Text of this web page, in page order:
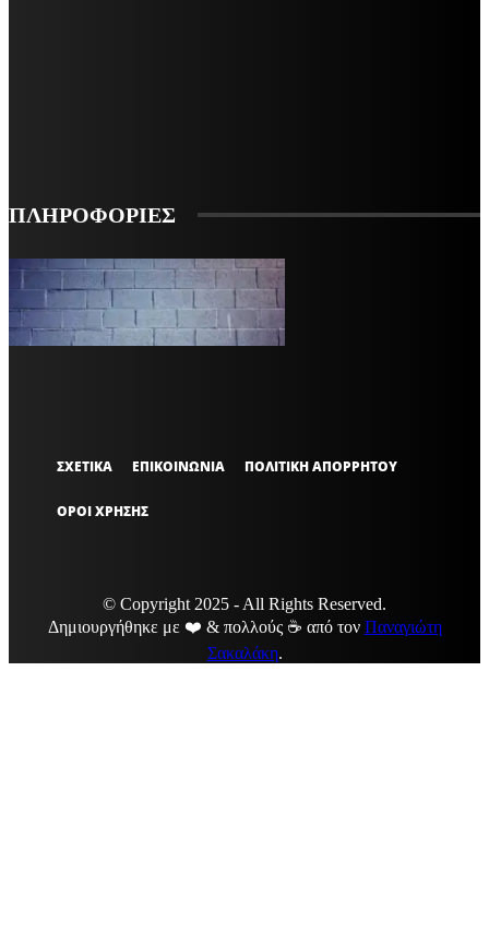
ΠΛΗΡΟΦΟΡΙΕΣ
VARiEMAi
OFFICIAL
ΣΧΕΤΙΚΑ ΕΠΙΚΟΙΝΩΝΙΑ ΠΟΛΙΤΙΚΗ ΑΠΟΡΡΗΤΟΥ
ΟΡΟΙ ΧΡΗΣΗΣ
© Copyright 2025 - All Rights Reserved.
Δημιουργήθηκε με ❤️ & πολλούς ☕ από τον Παναγιώτη
Σακαλάκη.